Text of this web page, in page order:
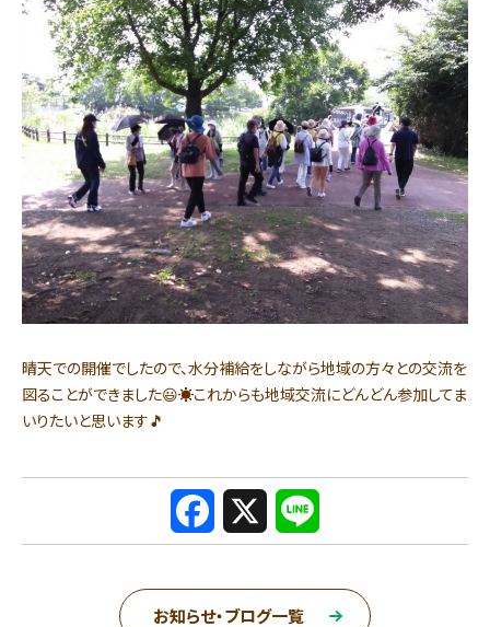
晴天での開催でしたので、水分補給をしながら地域の方々との交流を
図ることができました😃☀️これからも地域交流にどんどん参加してま
いりたいと思います🎵
F
c
L
n
お知らせ・ブログ一覧